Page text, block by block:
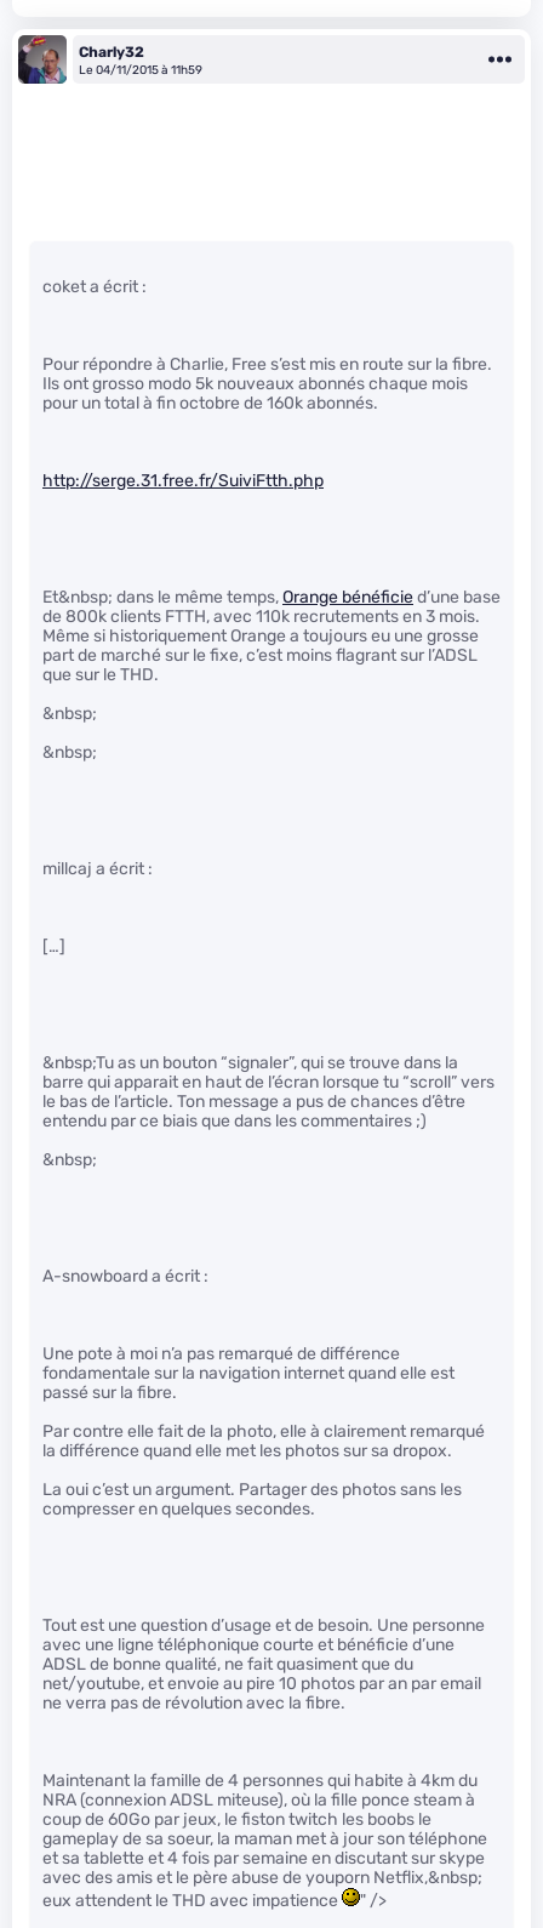
Charly32
Le 04/11/2015 à 11h59
coket a écrit :
Pour répondre à Charlie, Free s’est mis en route sur la fibre.
Ils ont grosso modo 5k nouveaux abonnés chaque mois
pour un total à fin octobre de 160k abonnés.
http://serge.31.free.fr/SuiviFtth.php
Et&nbsp; dans le même temps,Orange bénéficied’une base
de 800k clients FTTH, avec 110k recrutements en 3 mois.
Même si historiquement Orange a toujours eu une grosse
part de marché sur le fixe, c’est moins flagrant sur l’ADSL
que sur le THD.
&nbsp;
&nbsp;
millcaj a écrit :
[…]
&nbsp;Tu as un bouton “signaler”, qui se trouve dans la
barre qui apparait en haut de l’écran lorsque tu “scroll” vers
le bas de l’article. Ton message a pus de chances d’être
entendu par ce biais que dans les commentaires ;)
&nbsp;
A-snowboard a écrit :
Une pote à moi n’a pas remarqué de différence
fondamentale sur la navigation internet quand elle est
passé sur la fibre.
Par contre elle fait de la photo, elle à clairement remarqué
la différence quand elle met les photos sur sa dropox.
La oui c’est un argument. Partager des photos sans les
compresser en quelques secondes.
Tout est une question d’usage et de besoin. Une personne
avec une ligne téléphonique courte et bénéficie d’une
ADSL de bonne qualité, ne fait quasiment que du
net/youtube, et envoie au pire 10 photos par an par email
ne verra pas de révolution avec la fibre.
Maintenant la famille de 4 personnes qui habite à 4km du
NRA (connexion ADSL miteuse), où la fille ponce steam à
coup de 60Go par jeux, le fiston twitch les boobs le
gameplay de sa soeur, la maman met à jour son téléphone
et sa tablette et 4 fois par semaine en discutant sur skype
avec des amis et le père abuse de youporn Netflix,&nbsp;
eux attendent le THD avec impatience
" />